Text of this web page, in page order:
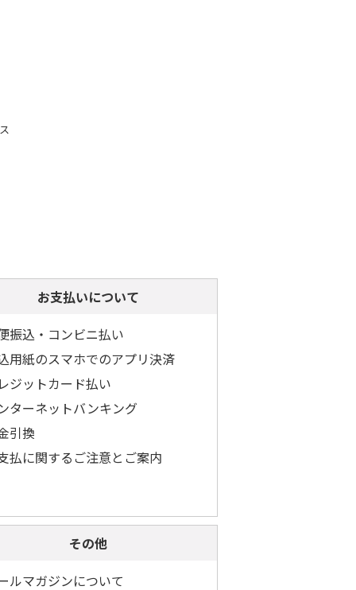
お支払いについて
振込・コンビニ払い
用紙のスマホでのアプリ決済
ジットカード払い
ターネットバンキング
引換
払に関するご注意とご案内
その他
ルマガジンについて